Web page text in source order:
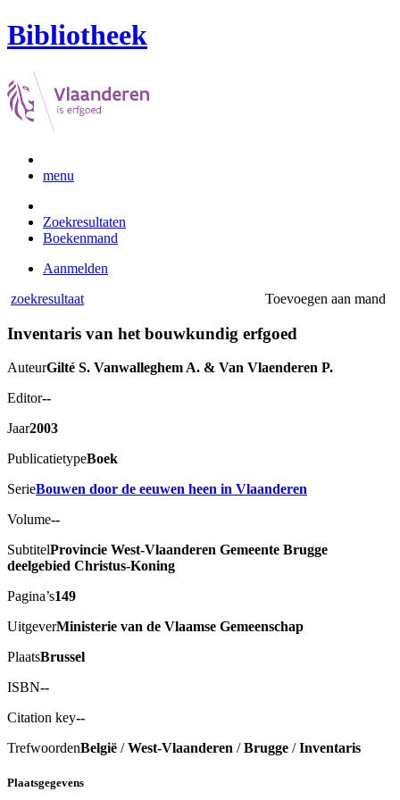
Bibliotheek
menu
Zoekresultaten
Boekenmand
Aanmelden
Toevoegen aan mand
zoekresultaat
Inventaris van het bouwkundig erfgoed
AuteurGilté S. Vanwalleghem A. & Van Vlaenderen P.
Editor--
Jaar2003
PublicatietypeBoek
SerieBouwen door de eeuwen heen in Vlaanderen
Volume--
SubtitelProvincie West-Vlaanderen Gemeente Brugge
deelgebied Christus-Koning
Pagina’s149
UitgeverMinisterie van de Vlaamse Gemeenschap
PlaatsBrussel
ISBN--
Citation key--
TrefwoordenBelgië /West-Vlaanderen /Brugge /Inventaris
Plaatsgegevens